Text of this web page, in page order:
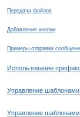
Передача файлов
Добавление кнопки
Примеры отправки
Использование
Управление
Управление шаблонами